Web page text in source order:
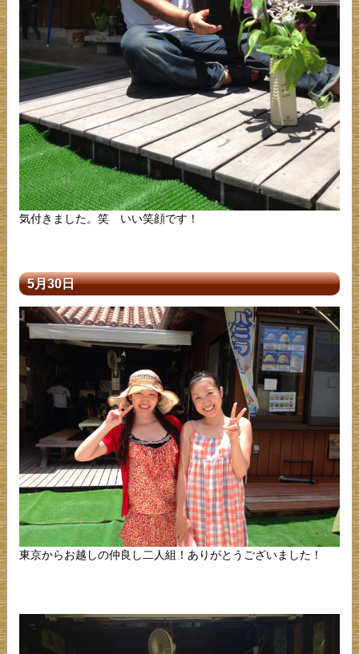
気付きました。笑 いい笑顔です！
5月30日
東京からお越しの仲良し二人組！ありがとうございました！